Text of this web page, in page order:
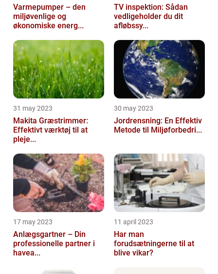
Varmepumper – den
miljøvenlige og
økonomiske energ...
TV inspektion: Sådan
vedligeholder du dit
afløbssy...
31 may 2023
Makita Græstrimmer:
Effektivt værktøj til at
pleje...
30 may 2023
Jordrensning: En Effektiv
Metode til Miljøforbedri...
17 may 2023
Anlægsgartner – Din
professionelle partner i
havea...
11 april 2023
Har man
forudsætningerne til at
blive vikar?